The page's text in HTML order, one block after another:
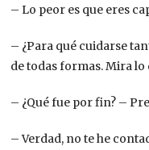
– Lo peor es que eres
– ¿Para qué cuidarse
de todas formas. Mira lo
– ¿Qué fue por fin? –
– Verdad, no te he